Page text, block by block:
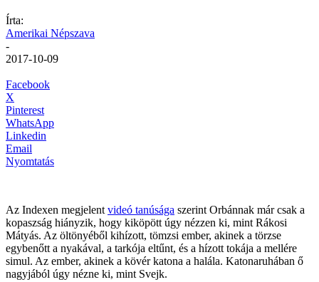
Írta:
Amerikai Népszava
-
2017-10-09
Facebook
X
Pinterest
WhatsApp
Linkedin
Email
Nyomtatás
Az Indexen megjelent videó tanúsága szerint Orbánnak már csak a
kopaszság hiányzik, hogy kiköpött úgy nézzen ki, mint Rákosi
Mátyás. Az öltönyéből kihízott, tömzsi ember, akinek a törzse
egybenőtt a nyakával, a tarkója eltűnt, és a hízott tokája a mellére
simul. Az ember, akinek a kövér katona a halála. Katonaruhában ő
nagyjából úgy nézne ki, mint Svejk.